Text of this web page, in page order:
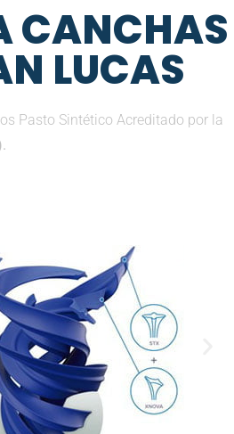
CANCHAS
LUCAS
Pasto Sintético Acreditado por la